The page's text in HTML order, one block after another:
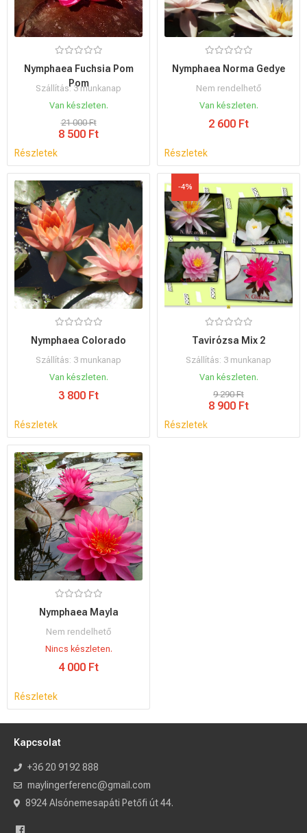
Nymphaea Fuchsia Pom
Pom
Szállítás: 3 munkanap
Van készleten.
21 000 Ft
8 500 Ft
Részletek
Nymphaea Norma Gedye
Nem rendelhető
Van készleten.
2 600 Ft
Részletek
Nymphaea Colorado
Szállítás: 3 munkanap
Van készleten.
3 800 Ft
Részletek
Tavirózsa Mix 2
Szállítás: 3 munkanap
Van készleten.
-4%
9 290 Ft
8 900 Ft
Részletek
Nymphaea Mayla
Nem rendelhető
Nincs készleten.
4 000 Ft
Részletek
Kapcsolat
+36 20 9192 888
maylingerferenc@gmail.com
8924 Alsónemesapáti Petőfi út 44.